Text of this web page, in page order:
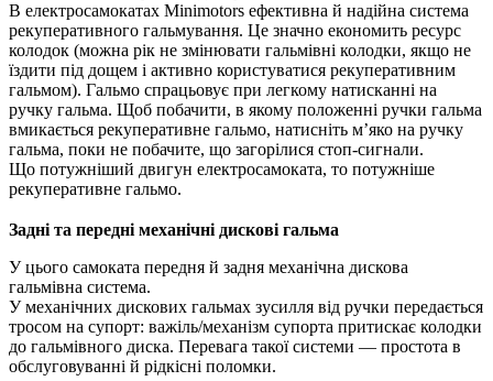
В електросамокатах Minimotors ефективна й надійна система
рекуперативного гальмування. Це значно економить ресурс
колодок (можна рік не змінювати гальмівні колодки, якщо не
їздити під дощем і активно користуватися рекуперативним
гальмом). Гальмо спрацьовує при легкому натисканні на
ручку гальма. Щоб побачити, в якому положенні ручки гальма
вмикається рекуперативне гальмо, натисніть м’яко на ручку
гальма, поки не побачите, що загорілися стоп-сигнали.
Що потужніший двигун електросамоката, то потужніше
рекуперативне гальмо.
Задні та передні механічні дискові гальма
У цього самоката передня й задня механічна дискова
гальмівна система.
У механічних дискових гальмах зусилля від ручки передається
тросом на супорт: важіль/механізм супорта притискає колодки
до гальмівного диска. Перевага такої системи — простота в
обслуговуванні й рідкісні поломки.